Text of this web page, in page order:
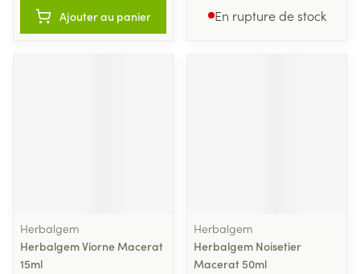
Ajouter au panier En rupture de stock
Herbalgem
Herbalgem Viorne Macerat
15ml
Herbalgem
Herbalgem Noisetier
Macerat 50ml